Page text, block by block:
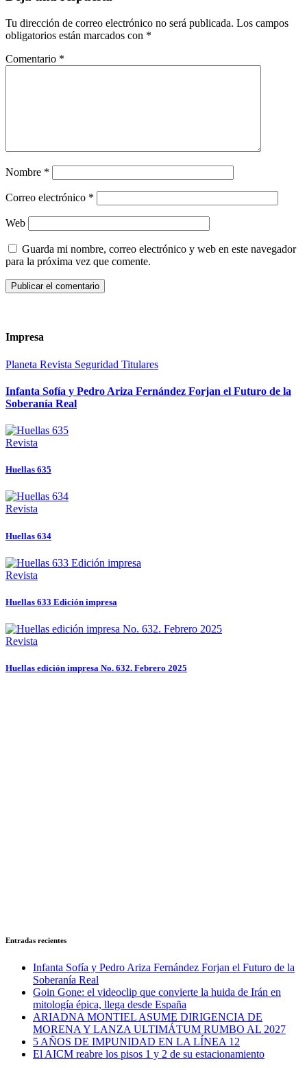
Tu dirección de correo electrónico no será publicada. Los campos
obligatorios están marcados con *
Comentario *
Nombre *
Correo electrónico *
Web
Guarda mi nombre, correo electrónico y web en este navegador
para la próxima vez que comente.
Impresa
Planeta Revista Seguridad Titulares
Infanta Sofía y Pedro Ariza Fernández Forjan el Futuro de la
Soberanía Real
Revista
Huellas 635
Revista
Huellas 634
Revista
Huellas 633 Edición impresa
Revista
Huellas edición impresa No. 632. Febrero 2025
Entradas recientes
Infanta Sofía y Pedro Ariza Fernández Forjan el Futuro de la
Soberanía Real
Goin Gone: el videoclip que convierte la huida de Irán en
mitología épica, llega desde España
ARIADNA MONTIEL ASUME DIRIGENCIA DE
MORENA Y LANZA ULTIMÁTUM RUMBO AL 2027
5 AÑOS DE IMPUNIDAD EN LA LÍNEA 12
El AICM reabre los pisos 1 y 2 de su estacionamiento